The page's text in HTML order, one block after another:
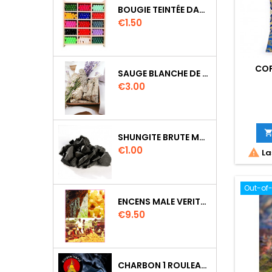
BOUGIE TEINTÉE DANS LA MASSE CIRE VÉGÉTALE DURÉE 8H
Price
€1.50
SAUGE BLANCHE DE CALIFORNIE QUALITE EXTRA PETIT FAGOT 8 A 10 CM
Price
€3.00
SHUNGITE BRUTE MORCEAU 2 A 3 CM
Price
€1.00
ENCENS MALE VERITABLE RARE 20 GR
Price
€9.50
CHARBON 1 ROULEAU DE 10 PASTILLES DIAMETRE 33MM


Out-